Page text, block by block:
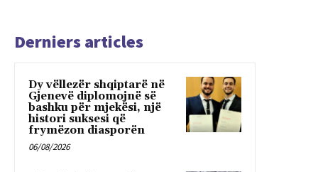
Derniers articles
Dy vëllezër shqiptarë në
Gjenevë diplomojnë së
bashku për mjekësi, një
histori suksesi që
frymëzon diasporën
06/08/2026